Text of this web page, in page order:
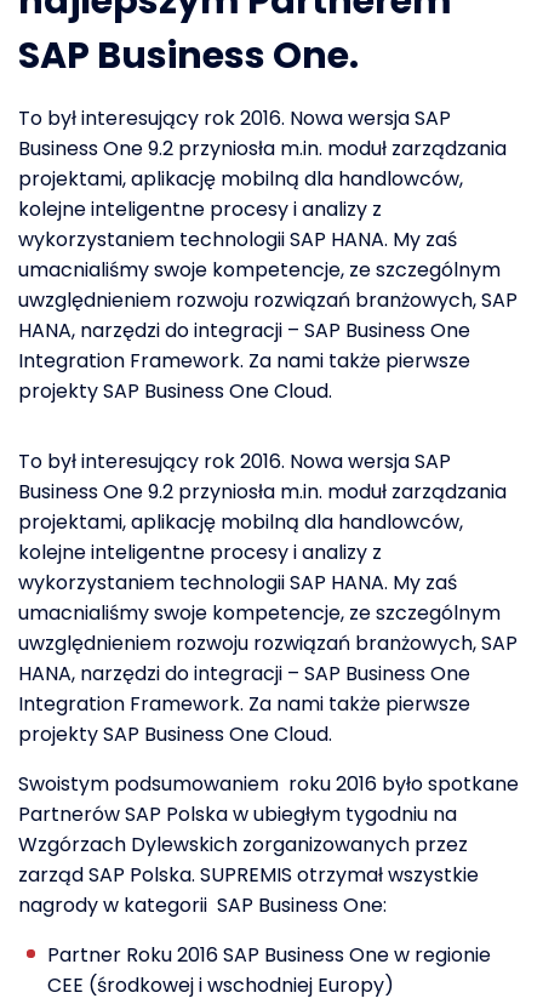
SAP Business One.
To był interesujący rok 2016. Nowa wersja SAP
Business One 9.2 przyniosła m.in. moduł zarządzania
projektami, aplikację mobilną dla handlowców,
kolejne inteligentne procesy i analizy z
wykorzystaniem technologii SAP HANA. My zaś
umacnialiśmy swoje kompetencje, ze szczególnym
uwzględnieniem rozwoju rozwiązań branżowych, SAP
HANA, narzędzi do integracji – SAP Business One
Integration Framework. Za nami także pierwsze
projekty SAP Business One Cloud.
To był interesujący rok 2016. Nowa wersja SAP
Business One 9.2 przyniosła m.in. moduł zarządzania
projektami, aplikację mobilną dla handlowców,
kolejne inteligentne procesy i analizy z
wykorzystaniem technologii SAP HANA. My zaś
umacnialiśmy swoje kompetencje, ze szczególnym
uwzględnieniem rozwoju rozwiązań branżowych, SAP
HANA, narzędzi do integracji – SAP Business One
Integration Framework. Za nami także pierwsze
projekty SAP Business One Cloud.
Swoistym podsumowaniem roku 2016 było spotkane
Partnerów SAP Polska w ubiegłym tygodniu na
Wzgórzach Dylewskich zorganizowanych przez
zarząd SAP Polska. SUPREMIS otrzymał wszystkie
nagrody w kategorii SAP Business One:
Partner Roku 2016 SAP Business One w regionie
CEE (środkowej i wschodniej Europy)